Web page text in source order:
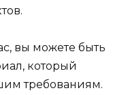
вы можете быть
который
требованиям.